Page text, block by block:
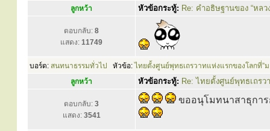
ลูกหว้า
หัวข้อกระทู้: Re: คำอธิษฐานของ “หล
ตอบกลับ: 8
แสดง: 11749
บอร์ด: สนทนาธรรมทั่วไป หัวข้อ: ไทยตั้งศูนย์พุทธเถรวาทแห่งแรกของโลกที่”
ลูกหว้า
หัวข้อกระทู้: Re: ไทยตั้งศูนย์พุทธเถร
ตอบกลับ: 3
แสดง: 3541
ขออนุโมทนาสาธุการ